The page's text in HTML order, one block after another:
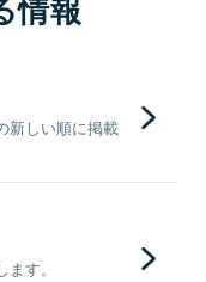
情報
新しい順に掲載
す。